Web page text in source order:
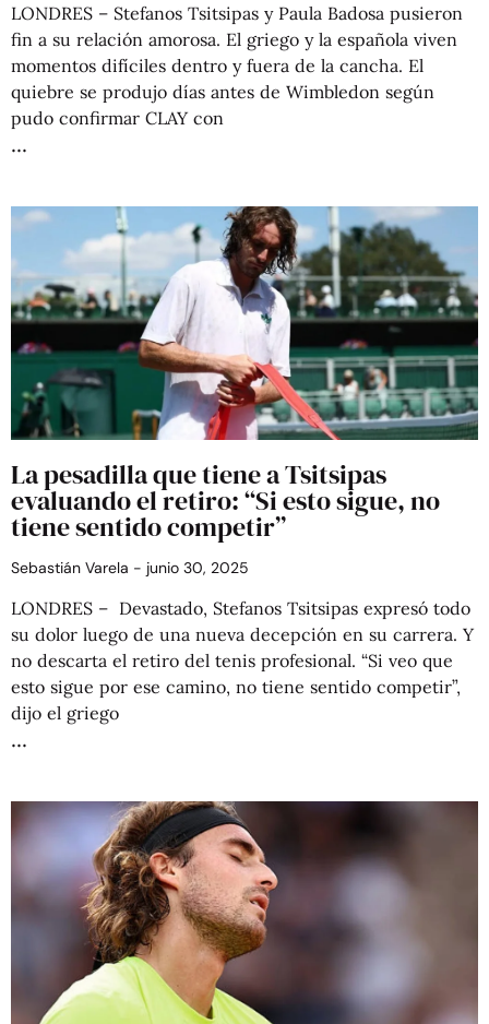
LONDRES – Stefanos Tsitsipas y Paula Badosa pusieron
fin a su relación amorosa. El griego y la española viven
momentos difíciles dentro y fuera de la cancha. El
quiebre se produjo días antes de Wimbledon según
pudo confirmar CLAY con
La pesadilla que tiene a Tsitsipas
evaluando el retiro: “Si esto sigue, no
tiene sentido competir”
Sebastián Varela junio 30, 2025
LONDRES – Devastado, Stefanos Tsitsipas expresó todo
su dolor luego de una nueva decepción en su carrera. Y
no descarta el retiro del tenis profesional. “Si veo que
esto sigue por ese camino, no tiene sentido competir”,
dijo el griego